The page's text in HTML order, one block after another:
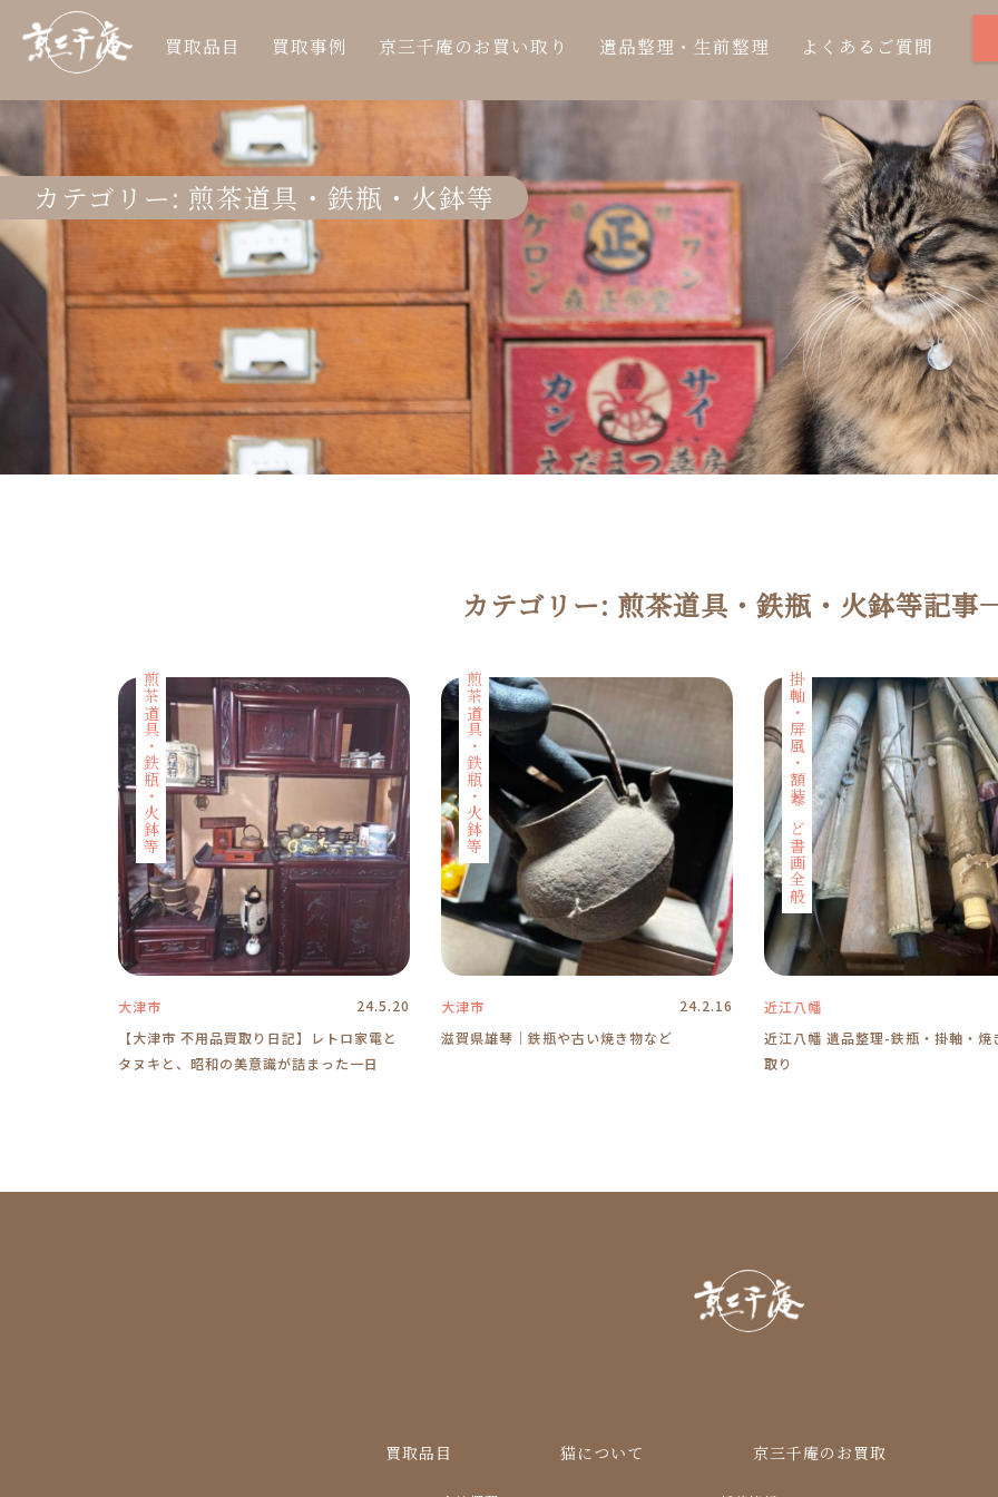
買取品目 買取事例 京三千庵のお買い取り 遺品整理・生前整理 よくあるご質問
カテゴリー: 煎茶道具・鉄瓶・火鉢等
カテゴリー: 煎茶道具・鉄瓶・火鉢等記事
煎茶道具・鉄瓶・火鉢等
大津市
24.5.20
【大津市 不用品買取り日記】レトロ家電と
タヌキと、昭和の美意識が詰まった一日
煎茶道具・鉄瓶・火鉢等
大津市
24.2.16
滋賀県雄琴｜鉄瓶や古い焼き物など
掛軸・屏風・額装など書画全般
近江八幡
近江八幡 遺品整理-鉄瓶・掛軸・焼
取り
買取品目 猫について 京三千庵のお買取